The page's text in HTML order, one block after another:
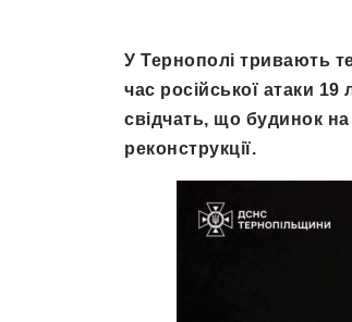
У Тернополі тривають
час російської атаки
свідчать, що будинок
реконструкції.